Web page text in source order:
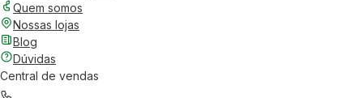
Quem somos
Nossas lojas
Blog
Dúvidas
Central de vendas